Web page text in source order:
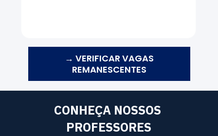
→ VERIFICAR VAGAS
REMANESCENTES
CONHEÇA NOSSOS
PROFESSORES